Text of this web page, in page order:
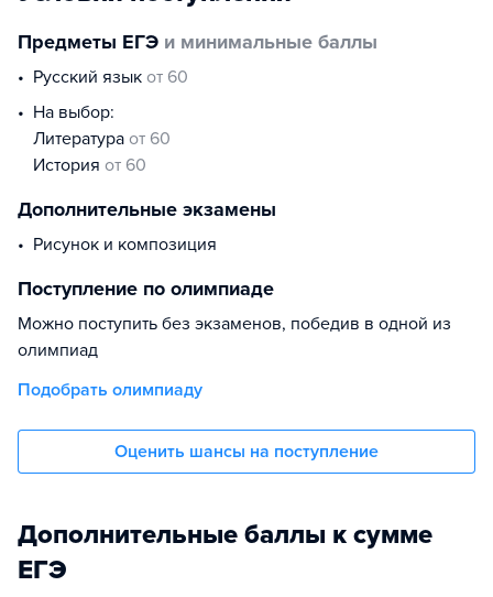
Предметы ЕГЭ и минимальные баллы
русский язык от 60
На выбор:
литература от 60
история от 60
Дополнительные экзамены
рисунок и композиция
Поступление по олимпиаде
Можно поступить без экзаменов, победив в одной из
олимпиад
Подобрать олимпиаду
Оценить шансы на поступление
Дополнительные баллы к сумме
ЕГЭ